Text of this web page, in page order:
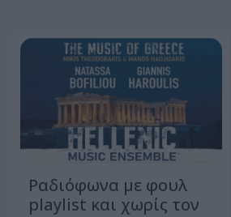
Ραδιόφωνα με φουλ
playlist και χωρίς τον